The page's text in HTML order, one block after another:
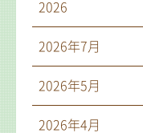
2026
2026年7月
2026年5月
2026年4月